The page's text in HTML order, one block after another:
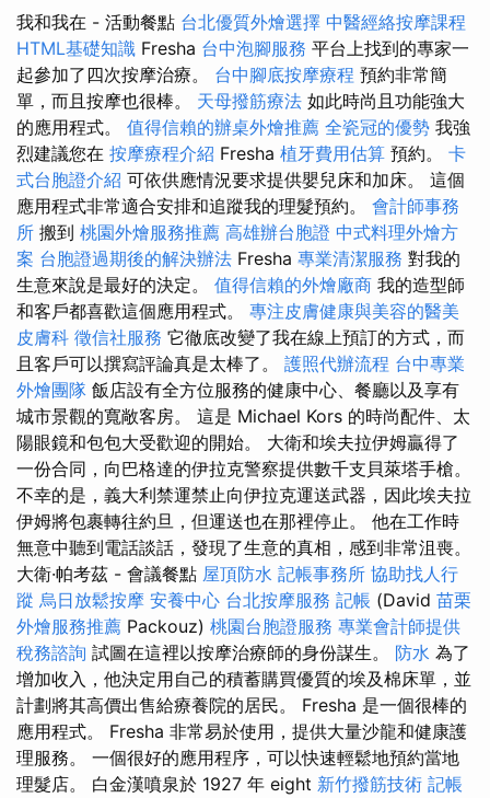
我和我在 - 活動餐點 台北優質外燴選擇 中醫經絡按摩課程
HTML基礎知識 Fresha 台中泡腳服務 平台上找到的專家一
起參加了四次按摩治療。 台中腳底按摩療程 預約非常簡
單，而且按摩也很棒。 天母撥筋療法 如此時尚且功能強大
的應用程式。 值得信賴的辦桌外燴推薦 全瓷冠的優勢 我強
烈建議您在 按摩療程介紹 Fresha 植牙費用估算 預約。 卡
式台胞證介紹 可依供應情況要求提供嬰兒床和加床。 這個
應用程式非常適合安排和追蹤我的理髮預約。 會計師事務
所 搬到 桃園外燴服務推薦 高雄辦台胞證 中式料理外燴方
案 台胞證過期後的解決辦法 Fresha 專業清潔服務 對我的
生意來說是最好的決定。 值得信賴的外燴廠商 我的造型師
和客戶都喜歡這個應用程式。 專注皮膚健康與美容的醫美
皮膚科 徵信社服務 它徹底改變了我在線上預訂的方式，而
且客戶可以撰寫評論真是太棒了。 護照代辦流程 台中專業
外燴團隊 飯店設有全方位服務的健康中心、餐廳以及享有
城市景觀的寬敞客房。 這是 Michael Kors 的時尚配件、太
陽眼鏡和包包大受歡迎的開始。 大衛和埃夫拉伊姆贏得了
一份合同，向巴格達的伊拉克警察提供數千支貝萊塔手槍。
不幸的是，義大利禁運禁止向伊拉克運送武器，因此埃夫拉
伊姆將包裹轉往約旦，但運送也在那裡停止。 他在工作時
無意中聽到電話談話，發現了生意的真相，感到非常沮喪。
大衛·帕考茲 - 會議餐點 屋頂防水 記帳事務所 協助找人行
蹤 烏日放鬆按摩 安養中心 台北按摩服務 記帳 (David 苗栗
外燴服務推薦 Packouz) 桃園台胞證服務 專業會計師提供
稅務諮詢 試圖在這裡以按摩治療師的身份謀生。 防水 為了
增加收入，他決定用自​​己的積蓄購買優質的埃及棉床單，並
計劃將其高價出售給療養院的居民。 Fresha 是一個很棒的
應用程式。 Fresha 非常易於使用，提供大量沙龍和健康護
理服務。 一個很好的應用程序，可以快速輕鬆地預約當地
理髮店。 白金漢噴泉於 1927 年 eight 新竹撥筋技術 記帳